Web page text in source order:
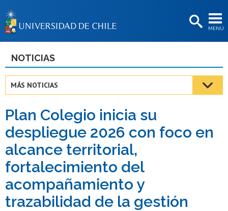
MENÚ
BIBLIOTECAS
Estudiantes
Académicas/os
Funcionarias/os
Egresadas/os
NOTICIAS
MÁS NOTICIAS
Plan Colegio inicia su
despliegue 2026 con foco en
alcance territorial,
fortalecimiento del
acompañamiento y
trazabilidad de la gestión